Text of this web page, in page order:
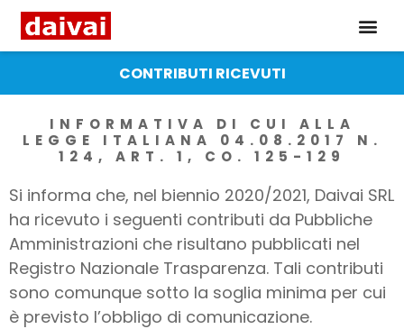
CONTRIBUTI RICEVUTI
INFORMATIVA DI CUI ALLA
LEGGE ITALIANA 04.08.2017 N.
124, ART. 1, CO. 125-129
Si informa che, nel biennio 2020/2021, Daivai SRL
ha ricevuto i seguenti contributi da Pubbliche
Amministrazioni che risultano pubblicati nel
Registro Nazionale Trasparenza. Tali contributi
sono comunque sotto la soglia minima per cui
è previsto l’obbligo di comunicazione.